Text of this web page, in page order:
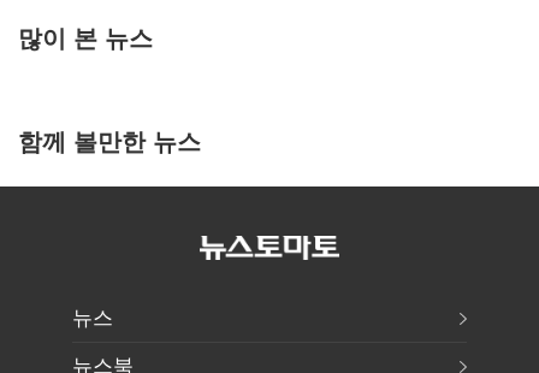
많이 본 뉴스
함께 볼만한 뉴스
뉴스
뉴스북